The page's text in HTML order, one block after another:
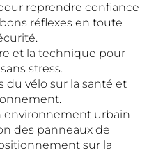
reprendre confiance
réflexes en toute
et la technique pour
stress.
du vélo sur la santé et
environnement urbain
des panneaux de
sur la